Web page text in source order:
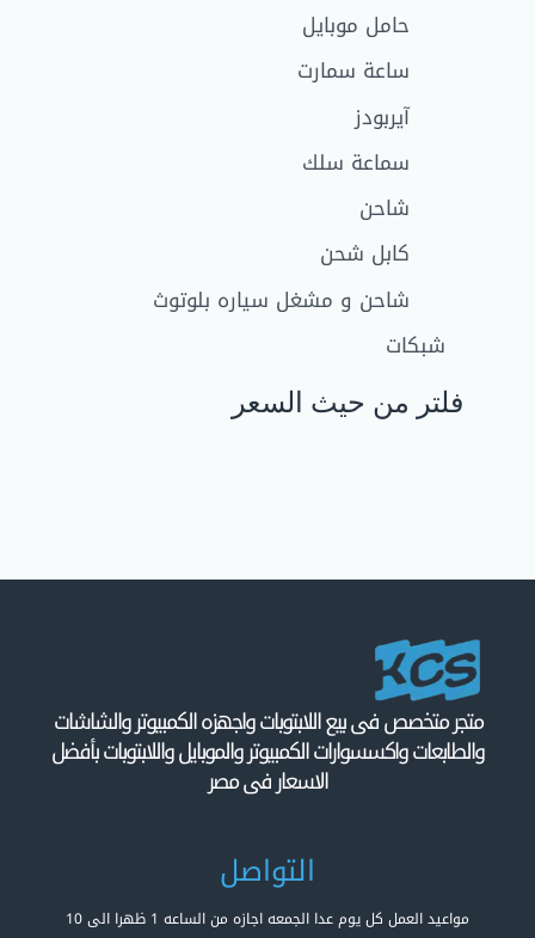
حامل موبايل
ساعة سمارت
آيربودز
سماعة سلك
شاحن
كابل شحن
شاحن و مشغل سياره بلوتوث
شبكات
فلتر من حيث السعر
متجر متخصص فى بيع اللابتوبات واجهزه الكمبيوتر والشاشات
والطابعات واكسسوارات الكمبيوتر والموبايل واللابتوبات بأفضل
الاسعار فى مصر
التواصل
مواعيد العمل كل يوم عدا الجمعه اجازه من الساعه 1 ظهرا الى 10